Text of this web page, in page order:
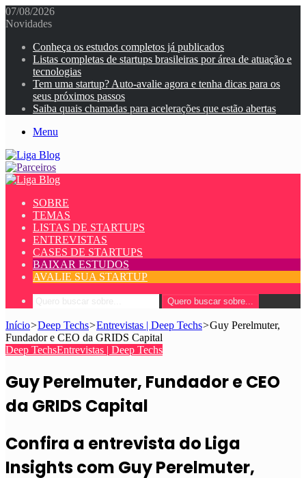
07/08/2026
Novidades
Conheça os estudos completos já publicados
Listas completas de startups brasileiras por área de atuação e
tecnologias
Tem uma startup? Auto-avalie agora e tenha dicas para os
seus próximos passos
Saiba quais chamadas para acelerações que estão abertas
Menu
SOBRE
TEMAS
LISTAS DE STARTUPS
ENTREVISTAS
CASES DE STARTUPS
BAIXAR ESTUDOS
AVALIE SUA STARTUP
Quero buscar sobre...
Início>Deep Techs>Entrevistas | Deep Techs>Guy Perelmuter,
Fundador e CEO da GRIDS Capital
Deep TechsEntrevistas | Deep Techs
Guy Perelmuter, Fundador e CEO
da GRIDS Capital
Confira a entrevista do Liga
Insights com Guy Perelmuter,